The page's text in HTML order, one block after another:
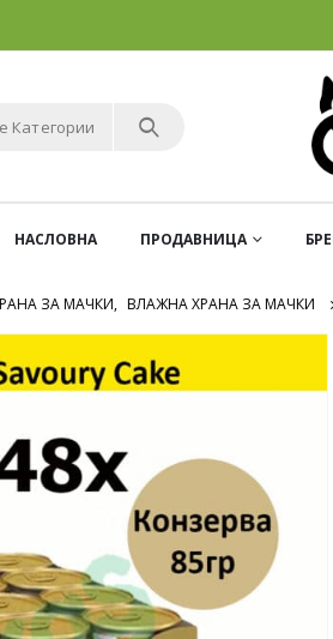
Категории
НАСЛОВНА ПРОДАВНИЦА
ЗА МАЧКИ, ВЛАЖНА ХРАНА ЗА МАЧКИ